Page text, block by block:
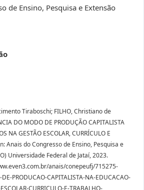
de Ensino, Pesquisa e Extensão
Tiraboschi; FILHO, Christiano de
DO MODO DE PRODUÇÃO CAPITALISTA
NA GESTÃO ESCOLAR, CURRÍCULO E
Anais do Congresso de Ensino, Pesquisa e
Universidade Federal de Jataí, 2023.
anais/conepeufj/715275-
PRODUCAO-CAPITALISTA-NA-EDUCACAO-
CURRICULO-E-TRABALHO-